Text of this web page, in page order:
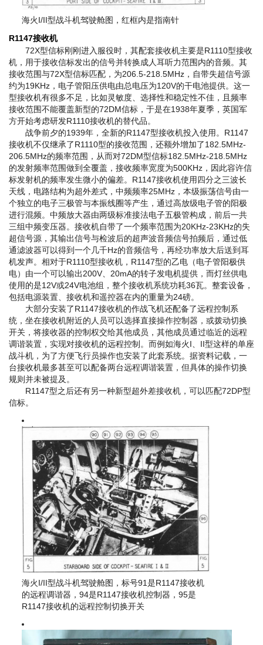
海火I/II型战斗机驾驶舱图，红框内是指南针
R1147接收机
72X型信标刚刚进入服役时，其配套接收机主要是R1110型接收
机，用于接收信标发出的信号并转换成人耳听力范围内的音频。其
接收范围与72X型信标匹配，为206.5-218.5MHz，自带失超信号源
约为19KHz，电子管阳压供电由总电压为120V的干电池提供。这一
型接收机有很多不足，比如灵敏度、选择性和稳定性不佳，且频率
接收范围不能覆盖新型的72DM信标，于是在1938年夏季，英国军
方开始考虑研发R1110接收机的替代品。
战争前夕的1939年，全新的R1147型接收机投入使用。R1147
接收机不仅继承了R1110型的接收范围，还额外增加了182.5MHz-
206.5MHz的频率范围，从而对72DM型信标182.5MHz-218.5MHz
的发射频率范围做到全覆盖，接收频率宽度为500KHz，因此容许信
标发射机的频率发生微小的偏差。R1147接收机使用四分之三波长
天线，电路结构为超外差式，中频频率25MHz，本级振荡信号由一
个独立的电子三极管与本振线圈等产生，通过高放级电子管的阳极
进行混频。中频放大器由两级标准接法电子五极管构成，前后一共
三组中频变压器。接收机自带了一个频率范围为20KHz-23KHz的失
超信号源，其输出信号与检波后的超声波音频信号拍频后，通过低
通滤波器可以得到一个几千Hz的音频信号，再经功率放大后送到耳
机发声。相对于R1110型接收机，R1147型的乙电（电子管阳极供
电）由一个可以输出200V、20mA的转子发电机提供，而灯丝供电
使用的是12V或24V电池组，整个接收机系统功耗36瓦。整套设备，
包括电源装置、接收机和遥控器在内的重量为24磅。
大部分安装了R1147接收机的作战飞机还配备了远程控制系
统，坐在接收机附近的人员可以选择直接操作控制器，或拨动切换
开关，将接收器的控制权交给其他成员，其他成员通过临近的远程
调谐装置，实现对接收机的远程控制。而例如海火I、II型这样的单座
战斗机，为了方便飞行员操作也安装了此套系统。据资料记载，一
台接收机最多甚至可以配备两台远程调谐装置，但具体的操作切换
规则并未被提及。
R1147型之后还有另一种新型超外差接收机，可以匹配72DP型
信标。
海火I/II型战斗机驾驶舱图，标号91是R1147接收机
的远程调谐器，94是R1147接收机控制器，95是
R1147接收机的远程控制切换开关